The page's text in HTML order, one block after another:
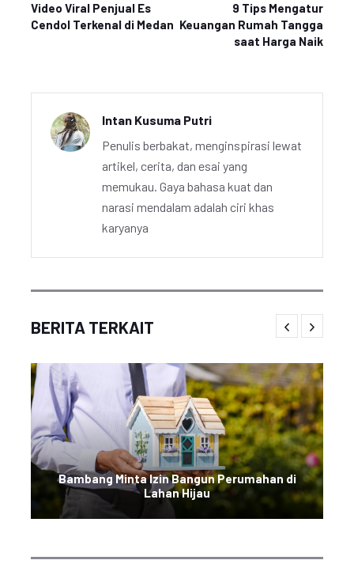
Video Viral Penjual Es
Cendol Terkenal di Medan
9 Tips Mengatur
Keuangan Rumah Tangga
saat Harga Naik
Intan Kusuma Putri
Penulis berbakat, menginspirasi lewat
artikel, cerita, dan esai yang
memukau. Gaya bahasa kuat dan
narasi mendalam adalah ciri khas
karyanya
BERITA TERKAIT
Bambang Minta Izin Bangun Perumahan di
Lahan Hijau